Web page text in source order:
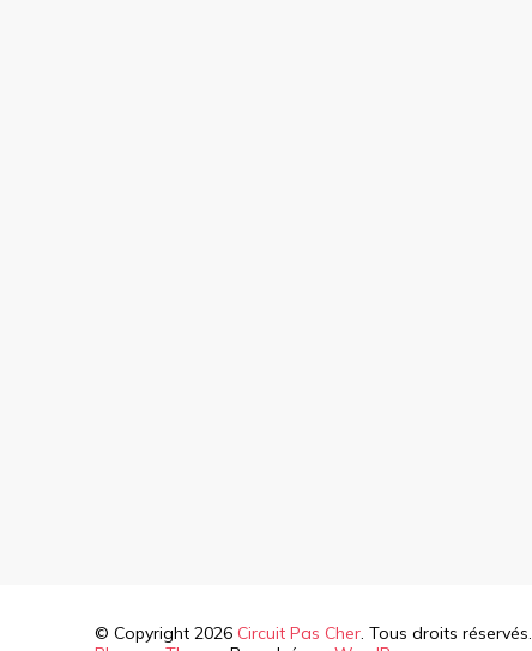
© Copyright 2026 Circuit Pas Cher. Tous droits réservés.